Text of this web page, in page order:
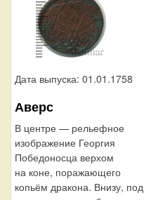
Дата выпуска: 01.01.1758
Аверс
В центре — рельефное
изображение Георгия
Победоносца верхом
на коне, поражающего
копьём дракона. Внизу, под